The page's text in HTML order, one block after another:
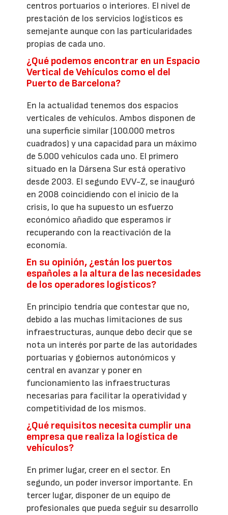
centros portuarios o interiores. El nivel de
prestación de los servicios logísticos es
semejante aunque con las particularidades
propias de cada uno.
¿Qué podemos encontrar en un Espacio
Vertical de Vehículos como el del
Puerto de Barcelona?
En la actualidad tenemos dos espacios
verticales de vehículos. Ambos disponen de
una superficie similar (100.000 metros
cuadrados) y una capacidad para un máximo
de 5.000 vehículos cada uno. El primero
situado en la Dársena Sur está operativo
desde 2003. El segundo EVV-Z, se inauguró
en 2008 coincidiendo con el inicio de la
crisis, lo que ha supuesto un esfuerzo
económico añadido que esperamos ir
recuperando con la reactivación de la
economía.
En su opinión, ¿están los puertos
españoles a la altura de las necesidades
de los operadores logísticos?
En principio tendría que contestar que no,
debido a las muchas limitaciones de sus
infraestructuras, aunque debo decir que se
nota un interés por parte de las autoridades
portuarias y gobiernos autonómicos y
central en avanzar y poner en
funcionamiento las infraestructuras
necesarias para facilitar la operatividad y
competitividad de los mismos.
¿Qué requisitos necesita cumplir una
empresa que realiza la logística de
vehículos?
En primer lugar, creer en el sector. En
segundo, un poder inversor importante. En
tercer lugar, disponer de un equipo de
profesionales que pueda seguir su desarrollo